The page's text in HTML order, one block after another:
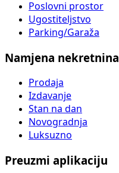
Poslovni prostor
Ugostiteljstvo
Parking/Garaža
Namjena nekretnina
Prodaja
Izdavanje
Stan na dan
Novogradnja
Luksuzno
Preuzmi aplikaciju